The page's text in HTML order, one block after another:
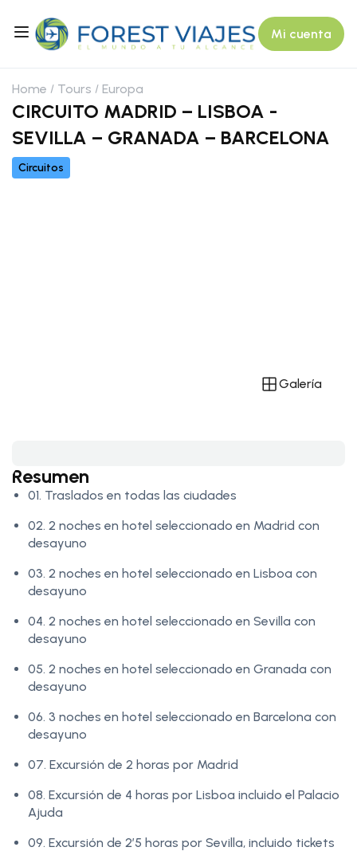
Mi cuenta
Home Tours Europa
CIRCUITO MADRID – LISBOA -
SEVILLA – GRANADA – BARCELONA
Circuitos
Galería
Resumen
01. Traslados en todas las ciudades
02. 2 noches en hotel seleccionado en Madrid con
desayuno
03. 2 noches en hotel seleccionado en Lisboa con
desayuno
04. 2 noches en hotel seleccionado en Sevilla con
desayuno
05. 2 noches en hotel seleccionado en Granada con
desayuno
06. 3 noches en hotel seleccionado en Barcelona con
desayuno
07. Excursión de 2 horas por Madrid
08. Excursión de 4 horas por Lisboa incluido el Palacio
Ajuda
09. Excursión de 2’5 horas por Sevilla, incluido tickets